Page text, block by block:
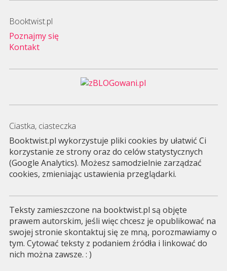
Booktwist.pl
Poznajmy się
Kontakt
Ciastka, ciasteczka
Booktwist.pl wykorzystuje pliki cookies by ułatwić Ci
korzystanie ze strony oraz do celów statystycznych
(Google Analytics). Możesz samodzielnie zarządzać
cookies, zmieniając ustawienia przeglądarki.
Teksty zamieszczone na booktwist.pl są objęte
prawem autorskim, jeśli więc chcesz je opublikować na
swojej stronie skontaktuj się ze mną, porozmawiamy o
tym. Cytować teksty z podaniem źródła i linkować do
nich można zawsze. : )